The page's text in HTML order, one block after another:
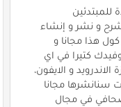
للمبتدئين
و نشر و إنشاء
هذا مجانا و
كتيرا في اي
و الايفون،
سنانشرها مجانا
في مجال